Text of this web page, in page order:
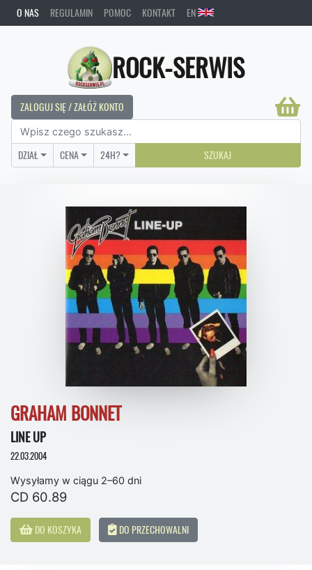
O NAS REGULAMIN POMOC KONTAKT EN
ROCK-SERWIS
ZALOGUJ SIĘ / ZAŁÓŻ KONTO
DZIAŁ CENA 24H? SZUKAJ
GRAHAM BONNET
LINE UP
22.03.2004
Wysyłamy w ciągu 2–60 dni
CD 60.89
DO KOSZYKA DO PRZECHOWALNI